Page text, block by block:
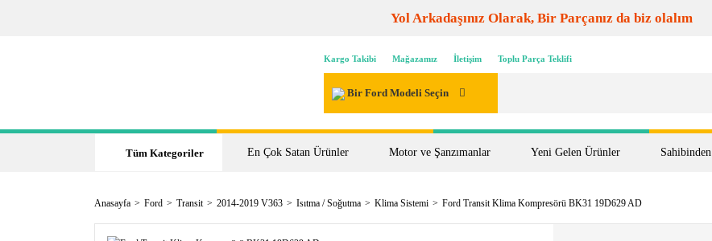
Yol Arkadaşınız Olarak, Bir Parçanız da biz olalım
Kargo Takibi Mağazamız İletişim Toplu Parça Teklifi
Bir Ford Modeli Seçin
Tüm Kategoriler En Çok Satan Ürünler Motor ve Şanzımanlar Yeni Gelen Ürünler Sahibinden
Anasayfa Ford Transit 2014-2019 V363 Isıtma / Soğutma Klima Sistemi Ford Transit Klima Kompresörü BK31 19D629 AD